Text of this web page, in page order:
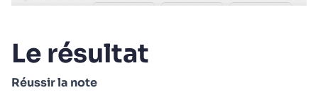
Le résultat
Réussir la note